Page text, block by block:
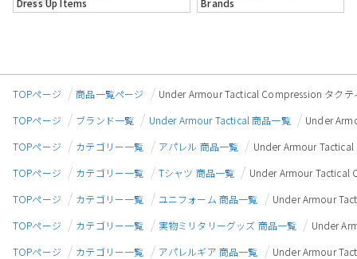
Dress Up Items
Brands
TOPページ 商品一覧ページ
Under Armour Tactical Compression タクテ
TOPページ
ブランド一覧 Under Armour Tactical 商品一覧
Under
TOPページ
カテゴリー一覧 アパレル 商品一覧
Under Armour Tactical
TOPページ
カテゴリー一覧 Tシャツ 商品一覧
Under Armour Tactical
TOPページ
カテゴリー一覧 ユニフォーム 商品一覧
Under Armour
TOPページ
カテゴリー一覧 実物ミリタリーグッズ 商品一覧
Under
TOPページ
カテゴリー一覧 アパレルギア 商品一覧 Under Armour